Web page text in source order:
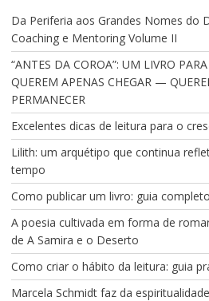
Da Periferia aos Grandes Nomes do
Coaching e Mentoring Volume II
“ANTES DA COROA”: UM LIVRO
QUEREM APENAS CHEGAR —
PERMANECER
Excelentes dicas de leitura para o
Lilith: um arquétipo que continua
tempo
Como publicar um livro: guia
A poesia cultivada em forma de
de A Samira e o Deserto
Como criar o hábito da leitura: guia
Marcela Schmidt faz da